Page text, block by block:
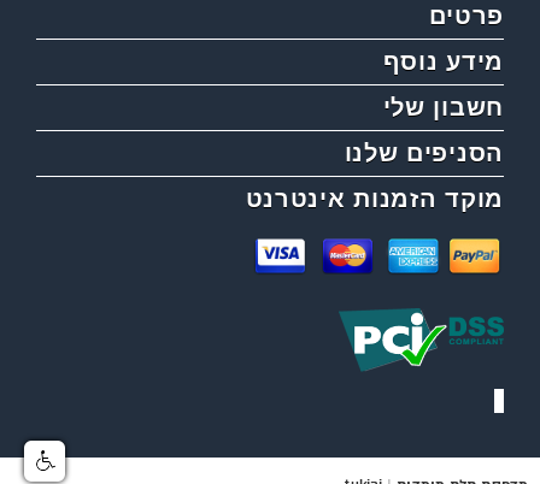
פרטים
מידע נוסף
חשבון שלי
הסניפים שלנו
מוקד הזמנות אינטרנט